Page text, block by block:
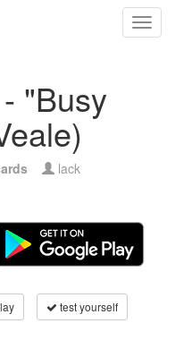
"Busy
lack
test yourself